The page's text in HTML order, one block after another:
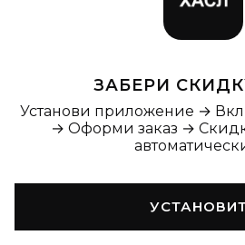
ЗАБЕРИ
Установи приложение →
→ Оформи заказ →
Главная Каталог Корзина